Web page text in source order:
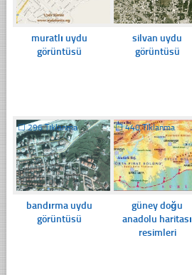
muratlı uydu
görüntüsü
silvan uydu
görüntüsü
☐296 Tıklanma
bandırma uydu
görüntüsü
☐440 Tıklanma
güney doğu
anadolu haritası
resimleri